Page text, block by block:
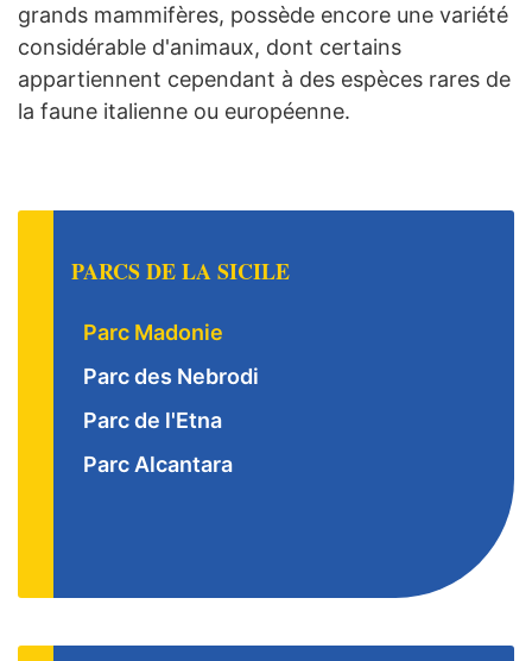
grands mammifères, possède encore une variété
considérable d'animaux, dont certains
appartiennent cependant à des espèces rares de
la faune italienne ou européenne.
PARCS DE LA SICILE
Parc Madonie
Parc des Nebrodi
Parc de l'Etna
Parc Alcantara